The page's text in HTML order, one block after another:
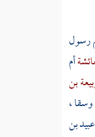
رسول
أم
بن
،
بن